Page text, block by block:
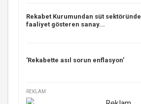
Rekabet Kurumundan süt sektöründe
faaliyet gösteren sanay...
'Rekabette asıl sorun enflasyon'
REKLAM